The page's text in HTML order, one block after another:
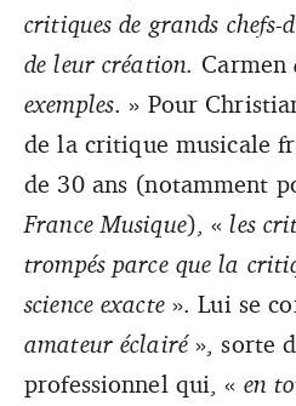
critiques de grands chefs-
de leur création. Carmen
exemples. » Pour
de la critique musicale
de 30 ans (notamment
France Musique), «les
trompés parce que la
science exacte». Lui se
amateur éclairé », sorte
professionnel qui, « en